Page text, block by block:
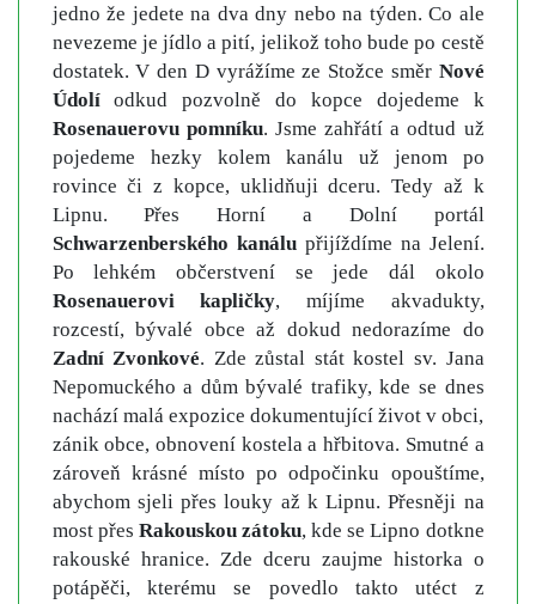
jedno že jedete na dva dny nebo na týden. Co ale
nevezeme je jídlo a pití, jelikož toho bude po cestě
dostatek. V den D vyrážíme ze Stožce směr Nové
Údolíodkud pozvolně do kopce dojedeme k
Rosenauerovu pomníku. Jsme zahřátí a odtud už
pojedeme hezky kolem kanálu už jenom po
rovince či z kopce, uklidňuji dceru. Tedy až k
Lipnu. Přes Horní a Dolní portál
Schwarzenberského kanálupřijíždíme na Jelení.
Po lehkém občerstvení se jede dál okolo
Rosenauerovi kapličky, míjíme akvadukty,
rozcestí, bývalé obce až dokud nedorazíme do
Zadní Zvonkové. Zde zůstal stát kostel sv. Jana
Nepomuckého a dům bývalé trafiky, kde se dnes
nachází malá expozice dokumentující život v obci,
zánik obce, obnovení kostela a hřbitova. Smutné a
zároveň krásné místo po odpočinku opouštíme,
abychom sjeli přes louky až k Lipnu. Přesněji na
most přes Rakouskou zátoku, kde se Lipno dotkne
rakouské hranice. Zde dceru zaujme historka o
potápěči, kterému se povedlo takto utéct z